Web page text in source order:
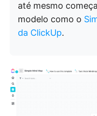
até mesmo
modelo como o
da ClickUp.